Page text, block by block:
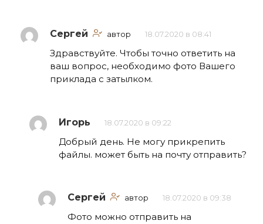
Сергей автор 18.07.2020 в 08:41
Здравствуйте. Чтобы точно ответить на
ваш вопрос, необходимо фото Вашего
приклада с затылком.
Игорь 18.07.2020 в 09:22
Добрый день. Не могу прикрепить
файлы. может быть на почту отправить?
Сергей автор 18.07.2020 в 09:38
Фото можно отправить на